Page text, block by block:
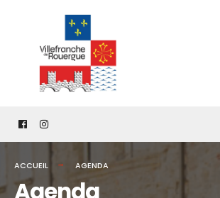
content
ACCUEIL AGENDA
Agenda